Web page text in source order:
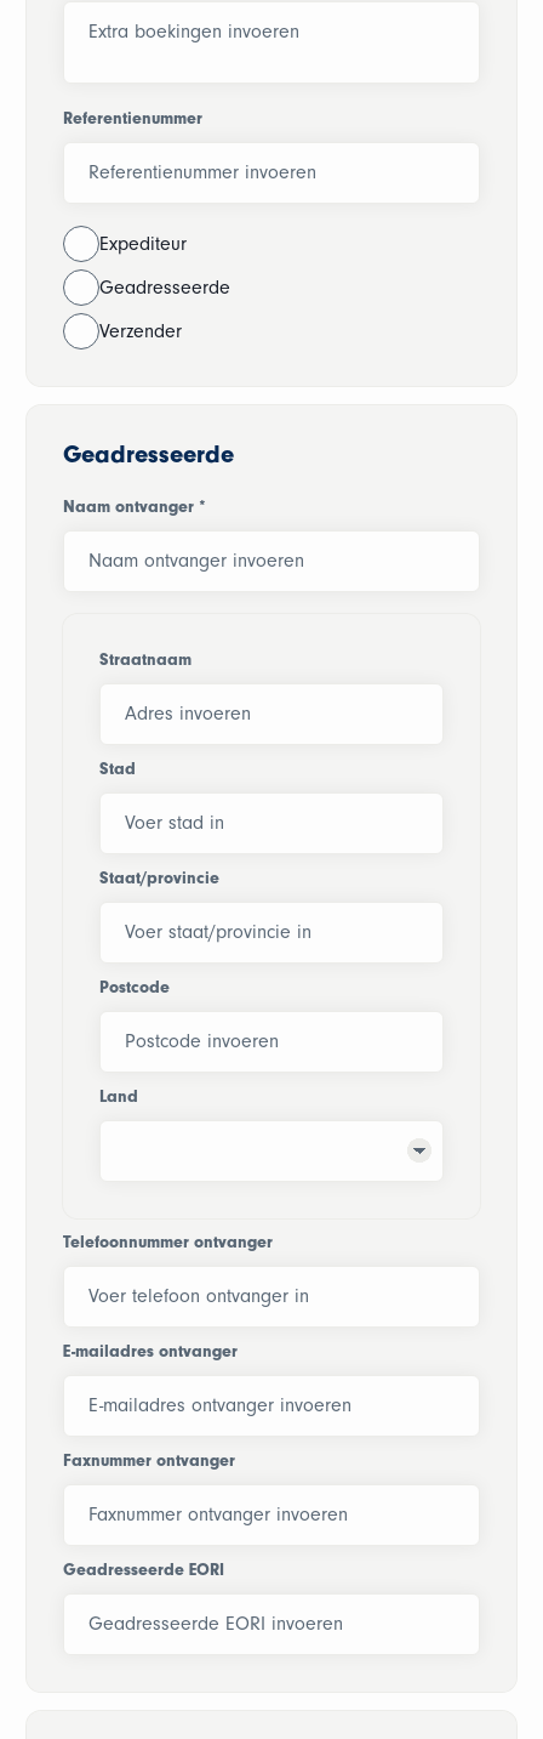
Referentienummer
Expediteur
Geadresseerde
Verzender
Geadresseerde
Naam ontvanger *
Straatnaam
Stad
Staat/provincie
Postcode
Land
Telefoonnummer ontvanger
E-mailadres ontvanger
Faxnummer ontvanger
Geadresseerde EORI